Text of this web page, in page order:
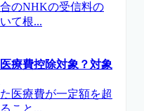
のNHKの受信料の
て根...
療費控除対象？対象
医療費が一定額を超
こと...